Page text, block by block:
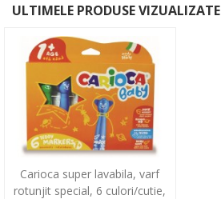
ULTIMELE PRODUSE VIZUALIZATE
Carioca super lavabila, varf
rotunjit special, 6 culori/cutie,